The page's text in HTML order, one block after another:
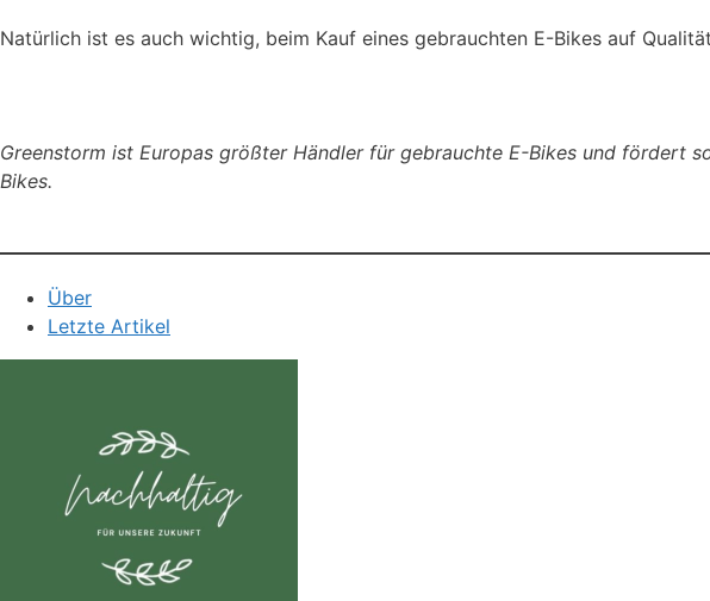
Natürlich ist es auch wichtig, beim Kauf eines gebrauchten E-Bikes auf
Greenstorm ist Europas größter Händler für gebrauchte E-Bikes und fördert
Bikes.
Über
Letzte Artikel